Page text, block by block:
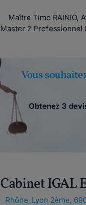
Maître Timo RAINIO,
Master 2 Professionnel
Vous
Obtenez 3
Cabinet IGAL
Rhône, Lyon 2ème,